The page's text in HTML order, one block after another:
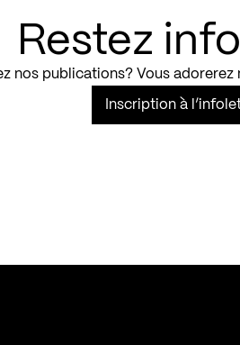
Restez
nos publications? Vous
Inscription à